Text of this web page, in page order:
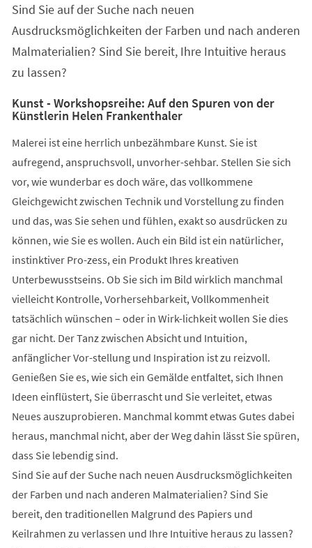
neuen
Tab)
Sind Sie auf der Suche nach neuen
Ausdrucksmöglichkeiten der Farben und nach anderen
Malmaterialien? Sind Sie bereit, Ihre Intuitive heraus
zu lassen?
Kunst - Workshopsreihe: Auf den Spuren von der
Künstlerin Helen Frankenthaler
Malerei ist eine herrlich unbezähmbare Kunst. Sie ist
aufregend, anspruchsvoll, unvorher-sehbar. Stellen Sie sich
vor, wie wunderbar es doch wäre, das vollkommene
Gleichgewicht zwischen Technik und Vorstellung zu finden
und das, was Sie sehen und fühlen, exakt so ausdrücken zu
können, wie Sie es wollen. Auch ein Bild ist ein natürlicher,
instinktiver Pro-zess, ein Produkt Ihres kreativen
Unterbewusstseins. Ob Sie sich im Bild wirklich manchmal
vielleicht Kontrolle, Vorhersehbarkeit, Vollkommenheit
tatsächlich wünschen – oder in Wirk-lichkeit wollen Sie dies
gar nicht. Der Tanz zwischen Absicht und Intuition,
anfänglicher Vor-stellung und Inspiration ist zu reizvoll.
Genießen Sie es, wie sich ein Gemälde entfaltet, sich Ihnen
Ideen einflüstert, Sie überrascht und Sie verleitet, etwas
Neues auszuprobieren. Manchmal kommt etwas Gutes dabei
heraus, manchmal nicht, aber der Weg dahin lässt Sie spüren,
dass Sie lebendig sind.
Sind Sie auf der Suche nach neuen Ausdrucksmöglichkeiten
der Farben und nach anderen Malmaterialien? Sind Sie
bereit, den traditionellen Malgrund des Papiers und
Keilrahmen zu verlassen und Ihre Intuitive heraus zu lassen?